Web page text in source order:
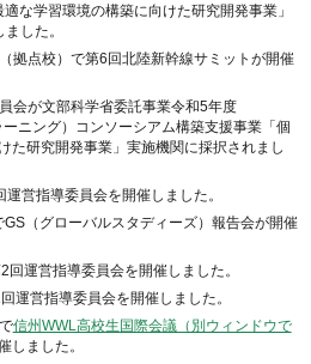
な学習環境の構築に向けた研究開発事業」
した。
拠点校）で第6回北陸新幹線サミットが開催
会が文部科学省委託事業令和5年度
ニング）コンソーシアム構築支援事業「個
た研究開発事業」実施機関に採択されまし
営指導委員会を開催しました。
（グローバルスタディーズ）報告会が開催
運営指導委員会を開催しました。
運営指導委員会を開催しました。
信州WWL高校生国際会議（別ウィンドウで
しました。